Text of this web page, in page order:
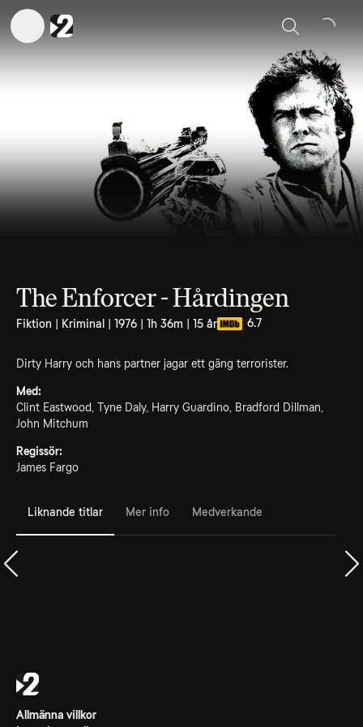
Sök
The Enforcer - Hårdingen
Fiktion | Kriminal | 1976 | 1h 36m | 15 år 6.7
Dirty Harry och hans partner jagar ett gäng terrorister.
Med:
Clint Eastwood, Tyne Daly, Harry Guardino, Bradford Dillman,
John Mitchum
Regissör:
James Fargo
Liknande titlar Mer info Medverkande
Allmänna villkor